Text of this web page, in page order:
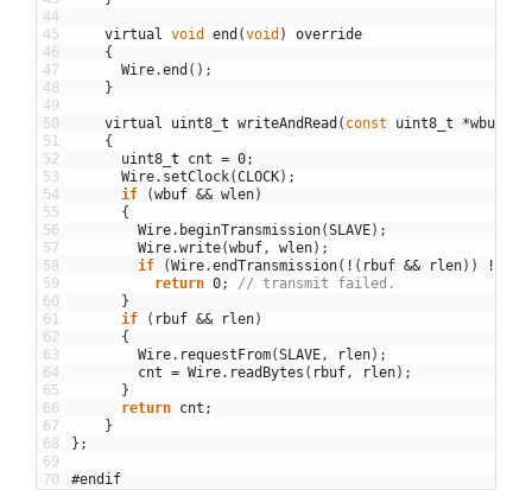
44
45
46
47
48
49
50
51
52
53
54
55
56
57
58
59
60
61
62
63
64
65
66
67
68
69
70
virtual void end (void )
override
{
Wire.end ( ) ;
}
virtual uint8 t writeAndRead ( const uint8_t *wbuf
{
uint8 t cnt = 0;
Wire. setClock(CLOCK) ;
if
(wbuf && wlen)
{
Wire. beginTransmission(SLAVE) ;
Wire.write(wbuf, wlen) ;
if
(Wire.endTransmission( ! ( rbuf && rlen) ) !=
return 0;
// transmit failed.
}
if
( rbuf && rlen)
{
Wire. requestFrom(SLAVE, rlen) ;
cnt = Wire. readBytes ( rbuf, rlen) ;
}
return cnt ;
}
} ;
#endif